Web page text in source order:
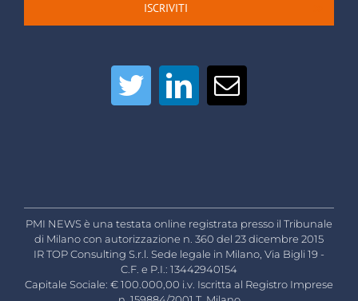
ISCRIVITI
PMI NEWS è una testata online registrata presso il Tribunale
di Milano con autorizzazione n. 360 del 23 dicembre 2015
IR TOP Consulting S.r.l. Sede legale in Milano, Via Bigli 19 -
C.F. e P.I.: 13442940154
Capitale Sociale: € 100.000,00 i.v. Iscritta al Registro Imprese